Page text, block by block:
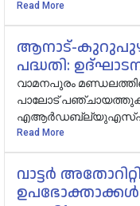
Read More
ആനാട്‌-
പദ്ധതി:
വാമനപുരം
പാലോട്
Read More
വാട്ടർ